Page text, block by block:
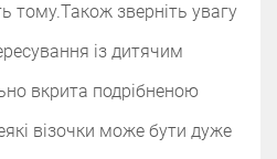
тому.‌‌Також зверніть увагу
із дитячим
вкрита подрібненою
візочки може бути дуже